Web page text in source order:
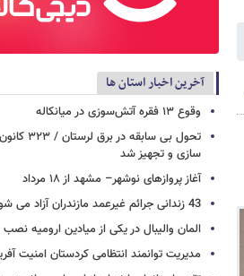
آخرین اخبار استان ها
وقوع ۱۳ فقره آتش‌سوزی در میانکاله
تحول بی سابقه
سازی و تجهیز شد
آغاز پروازهای نوشهر– مشهد از ۱۸ مرداد
43 زندانی جرائم غیرعمد مازندران آزاد می شوند
المان والیبال در یکی از میادین ارومیه
مدیریت توانمند انتظامی کردستان امنیت